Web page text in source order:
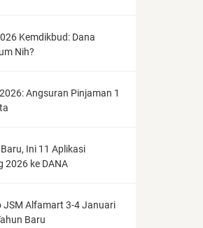
Kemdikbud: Dana
Nih?
Angsuran Pinjaman 1
Ini 11 Aplikasi
2026 ke DANA
JSM Alfamart 3-4 Januari
Baru